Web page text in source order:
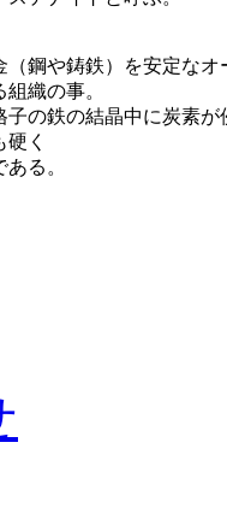
（鋼や鋳鉄）を安定な
織の事。
子の鉄の結晶中に炭素
く
る。